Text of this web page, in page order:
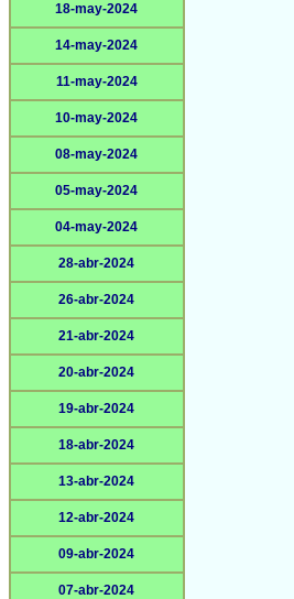
18-may-2024
14-may-2024
11-may-2024
10-may-2024
08-may-2024
05-may-2024
04-may-2024
28-abr-2024
26-abr-2024
21-abr-2024
20-abr-2024
19-abr-2024
18-abr-2024
13-abr-2024
12-abr-2024
09-abr-2024
07-abr-2024